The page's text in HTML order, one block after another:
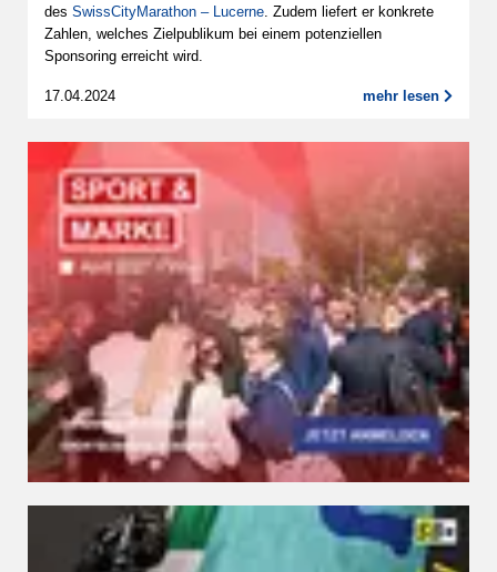
des SwissCityMarathon – Lucerne . Zudem liefert er konkrete
Zahlen, welches Zielpublikum bei einem potenziellen
Sponsoring erreicht wird.
17.04.2024 mehr lesen